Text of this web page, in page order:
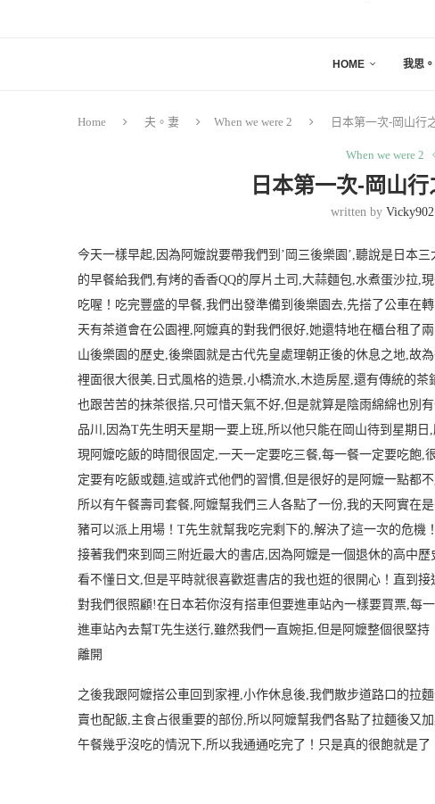
HOME 我思
Home 夫。妻 When we were 2 日本第一次-岡山行
When we were 2
日本第一次-岡山
written by Vicky902
今天一樣早起,因為阿嬤說要帶我們到’岡三後樂園’,聽說是日本
的早餐給我們,有烤的香香QQ的厚片土司,大蒜麵包,水煮蛋沙拉,
吃喔！ 吃完豐盛的早餐,我們出發準備到後樂園去,先搭了公車在
天有茶道會在公園裡,阿嬤真的對我們很好,她還特地在櫃台租了
山後樂園的歷史,後樂園就是古代先皇處理朝正後的休息之地,故為
裡面很大很美,日式風格的造景,小橋流水,木造房屋,還有傳統的
也跟苦苦的抹茶很搭,只可惜天氣不好,但是就算是陰雨綿綿也別
品川,因為T先生明天星期一要上班,所以他只能在岡山待到星期
現阿嬤吃飯的時間很固定,一天一定要吃三餐,每一餐一定要吃飽,
定要有吃飯或麵,這或許式他們的習慣,但是很好的是阿嬤一點都不
所以有午餐壽司套餐,阿嬤幫我們三人各點了一份,我的天阿實在
豬可以派上用場！ T先生就幫我吃完剩下的,解決了這一次的危機！
接著我們來到岡三附近最大的書店,因為阿嬤是一個退休的高中
看不懂日文,但是平時就很喜歡逛書店的我也逛的很開心！ 直到接
對我們很照顧!在日本若你沒有搭車但要進車站內一樣要買票,每
進車站內去幫T先生送行,雖然我們一直婉拒,但是阿嬤整個很堅
離開
之後我跟阿嬤搭公車回到家裡,小作休息後,我們散步道路口的拉
賣也配飯,主食占很重要的部份,所以阿嬤幫我們各點了拉麵後又
午餐幾乎沒吃的情況下,所以我通通吃完了！ 只是真的很飽就是了